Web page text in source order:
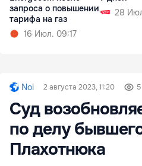
запроса о повышении
тарифа на газ
16 Июл. 09:17
28
Noi 2 августа 2023, 11:20
Суд
по делу
Плахотнюка